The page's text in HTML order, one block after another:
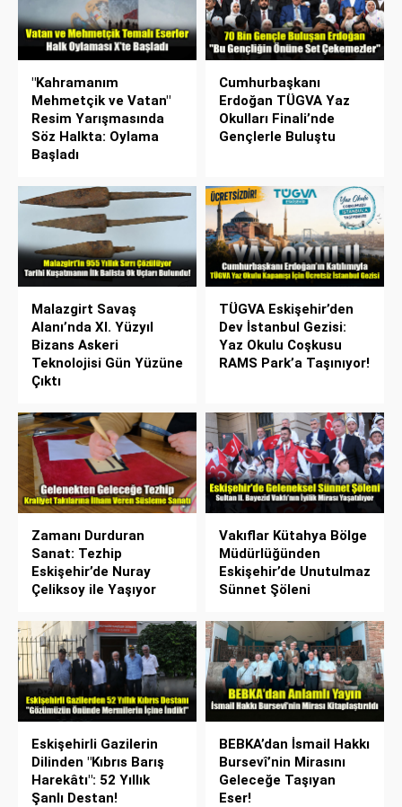
"Kahramanım
Mehmetçik ve Vatan"
Resim Yarışmasında
Söz Halkta: Oylama
Başladı
Cumhurbaşkanı
Erdoğan TÜGVA Yaz
Okulları Finali’nde
Gençlerle Buluştu
Malazgirt Savaş
Alanı’nda XI. Yüzyıl
Bizans Askeri
Teknolojisi Gün Yüzüne
Çıktı
TÜGVA Eskişehir’den
Dev İstanbul Gezisi:
Yaz Okulu Coşkusu
RAMS Park’a Taşınıyor!
Zamanı Durduran
Sanat: Tezhip
Eskişehir’de Nuray
Çeliksoy ile Yaşıyor
Vakıflar Kütahya Bölge
Müdürlüğünden
Eskişehir’de Unutulmaz
Sünnet Şöleni
Eskişehirli Gazilerin
Dilinden "Kıbrıs Barış
Harekâtı": 52 Yıllık
Şanlı Destan!
BEBKA’dan İsmail Hakkı
Bursevî’nin Mirasını
Geleceğe Taşıyan
Eser!